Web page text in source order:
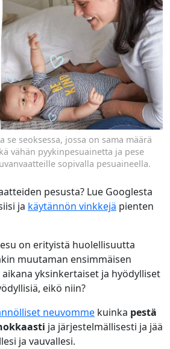
se seoksessa, jossa on sama määrä
vähän pyykinpesuainetta ja pese
sopivalla pesuaineella.
pesusta? Lue Googlesta
ja käytännön vinkkejä pienten
on erityistä huolellisuutta
muutaman ensimmäisen
yksinkertaiset ja hyödylliset
eikö niin?
neuvomme kuinka pestä
ja järjestelmällisesti ja jää
ja vauvallesi.